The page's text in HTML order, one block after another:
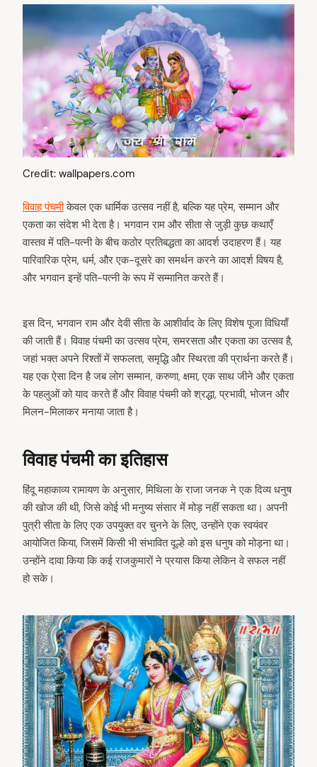
Credit: wallpapers.com
विवाह पंचमीकेवल एक धार्मिक उत्सव नहीं है, बल्कि यह प्रेम, सम्मान और
एकता का संदेश भी देता है। भगवान राम और सीता से जुड़ी कुछ कथाएँ
वास्तव में पति-पत्नी के बीच कठोर प्रतिबद्धता का आदर्श उदाहरण हैं। यह
पारिवारिक प्रेम, धर्म, और एक-दूसरे का समर्थन करने का आदर्श विषय है,
और भगवान इन्हें पति-पत्नी के रूप में सम्मानित करते हैं।
इस दिन, भगवान राम और देवी सीता के आशीर्वाद के लिए विशेष पूजा विधियाँ
की जाती हैं। विवाह पंचमी का उत्सव प्रेम, समरसता और एकता का उत्सव है,
जहां भक्त अपने रिश्तों में सफलता, समृद्धि और स्थिरता की प्रार्थना करते हैं।
यह एक ऐसा दिन है जब लोग सम्मान, करुणा, क्षमा, एक साथ जीने और एकता
के पहलुओं को याद करते हैं और विवाह पंचमी को श्रद्धा, प्रभावी, भोजन और
मिलन-मिलाकर मनाया जाता है।
विवाह पंचमी का इतिहास
हिंदू महाकाव्य रामायण के अनुसार, मिथिला के राजा जनक ने एक दिव्य धनुष
की खोज की थी, जिसे कोई भी मनुष्य संसार में मोड़ नहीं सकता था। अपनी
पुत्री सीता के लिए एक उपयुक्त वर चुनने के लिए, उन्होंने एक स्वयंवर
आयोजित किया, जिसमें किसी भी संभावित दूल्हे को इस धनुष को मोड़ना था।
उन्होंने दावा किया कि कई राजकुमारों ने प्रयास किया लेकिन वे सफल नहीं
हो सके।